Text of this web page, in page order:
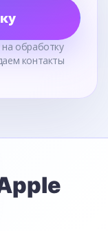
обработку
контакты